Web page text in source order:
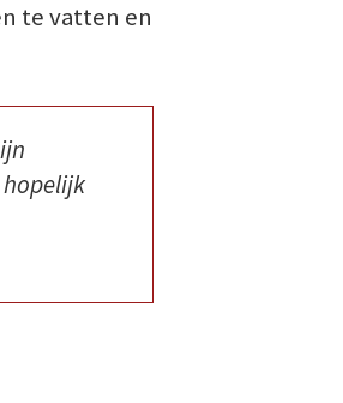
te vatten en
hopelijk